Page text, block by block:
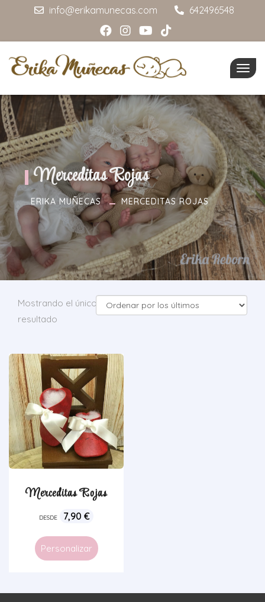
info@erikamunecas.com 642496548
Merceditas Rojas
ERIKA MUÑECAS MERCEDITAS ROJAS
Mostrando el único
resultado
Merceditas Rojas
DESDE 7,90 €
Personalizar